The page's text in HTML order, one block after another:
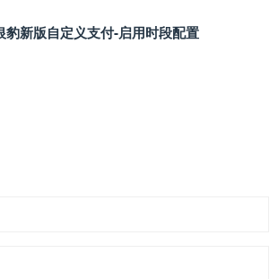
豹新版自定义支付‑启用时段配置